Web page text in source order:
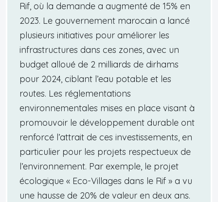
Rif, où la demande a augmenté de 15% en
2023. Le gouvernement marocain a lancé
plusieurs initiatives pour améliorer les
infrastructures dans ces zones, avec un
budget alloué de 2 milliards de dirhams
pour 2024, ciblant l’eau potable et les
routes. Les réglementations
environnementales mises en place visant à
promouvoir le développement durable ont
renforcé l’attrait de ces investissements, en
particulier pour les projets respectueux de
l’environnement. Par exemple, le projet
écologique « Eco-Villages dans le Rif » a vu
une hausse de 20% de valeur en deux ans.